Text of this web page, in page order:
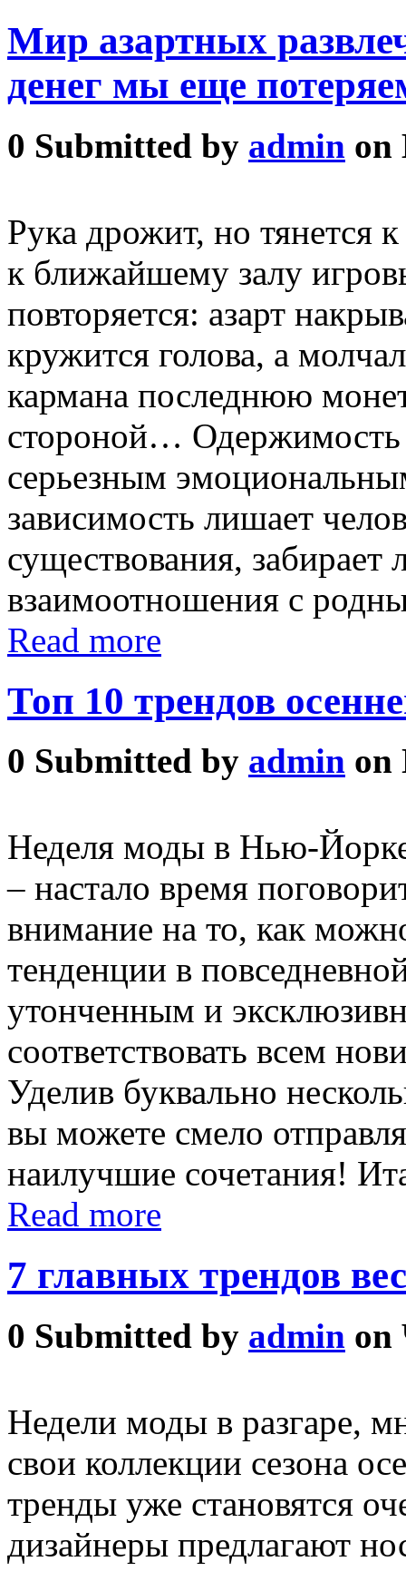
Мир азартных
денег мы еще
0 Submitted by admin on
Рука дрожит, но тянется
к ближайшему залу
повторяется: азарт
кружится голова, а
кармана последнюю
стороной… Одержимость
серьезным
зависимость лишает
существования,
взаимоотношения с
Read more
Топ 10 трендов
0 Submitted by admin on
Неделя моды в Нью-
– настало время
внимание на то, как
тенденции в
утонченным и
соответствовать всем
Уделив буквально
вы можете смело
наилучшие сочетания!
Read more
7 главных трендов
0 Submitted by admin on
Недели моды в разгаре,
свои коллекции сезона
тренды уже становятся
дизайнеры предлагают